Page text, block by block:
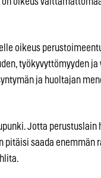
oikeus
työkyvyttömyyden ja
ja huoltajan
Jotta perustuslain
pitäisi saada enemmän